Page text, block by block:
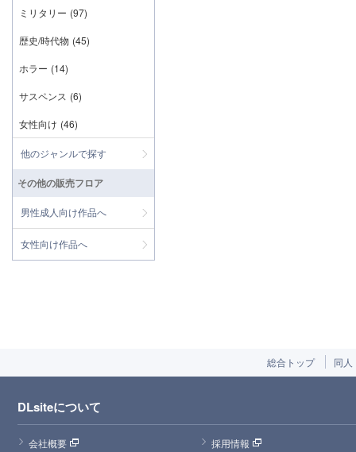
ミリタリー (97)
歴史/時代物 (45)
ホラー (14)
サスペンス (6)
女性向け (46)
他のジャンルで探す
その他の販売フロア
男性成人向け作品へ
女性向け作品へ
総合トップ 同人
DLsiteについて
会社概要
採用情報